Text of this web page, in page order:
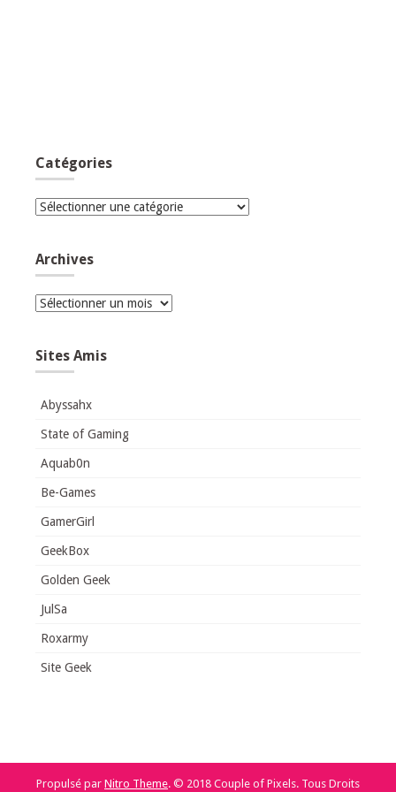
Catégories
Catégories
Archives
Archives
Sites Amis
Abyssahx
State of Gaming
Aquab0n
Be-Games
GamerGirl
GeekBox
Golden Geek
JulSa
Roxarmy
Site Geek
Propulsé par Nitro Theme. © 2018 Couple of Pixels. Tous Droits